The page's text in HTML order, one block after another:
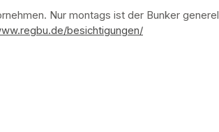
Nur montags ist der Bunker
besichtigungen/